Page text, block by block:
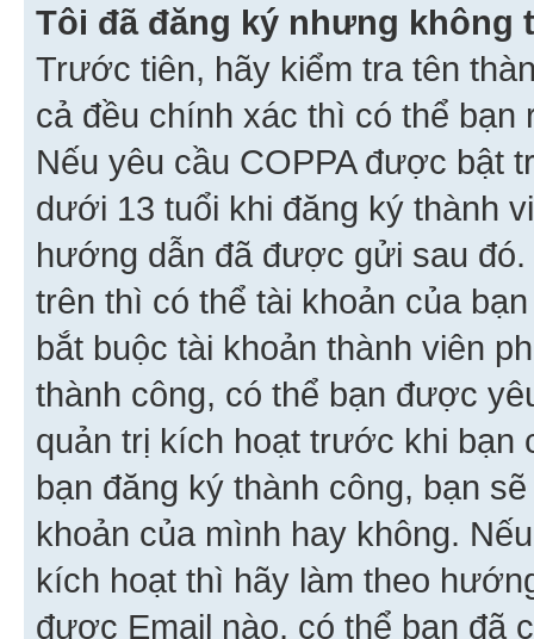
Tôi đã đăng ký nhưng không
Trước tiên, hãy kiểm tra tên
cả đều chính xác thì có thể
Nếu yêu cầu COPPA được bật
dưới 13 tuổi khi đăng ký thành
hướng dẫn đã được gửi sau
trên thì có thể tài khoản của
bắt buộc tài khoản thành viên
thành công, có thể bạn được
quản trị kích hoạt trước khi bạn
bạn đăng ký thành công, bạn
khoản của mình hay không.
kích hoạt thì hãy làm theo
được Email nào, có thể bạn đã